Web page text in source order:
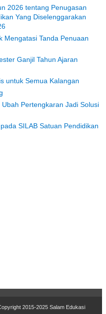
2026 tentang Penugasan
Yang Diselenggarakan
Mengatasi Tanda Penuaan
Ganjil Tahun Ajaran
untuk Semua Kalangan
Pertengkaran Jadi Solusi
SILAB Satuan Pendidikan
ight 2015-2025 Salam Edukasi